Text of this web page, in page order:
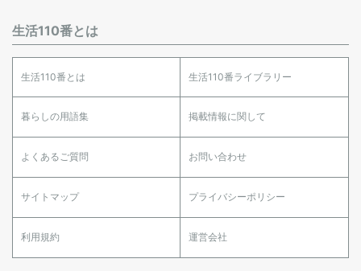
生活110番とは
生活110番とは 生活110番ライブラリー
暮らしの用語集 掲載情報に関して
よくあるご質問 お問い合わせ
サイトマップ プライバシーポリシー
利用規約 運営会社